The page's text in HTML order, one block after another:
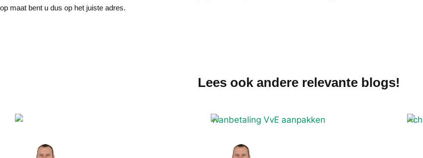
op maat bent u dus op het juiste adres.
Lees ook andere relevante blogs!